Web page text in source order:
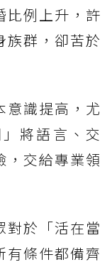
比例上升，許
族群，卻苦於
意識提高，尤
將語言、交
，交給專業領
對於「活在當
有條件都備齊